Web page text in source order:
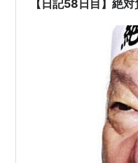
【日記58日目】絶対